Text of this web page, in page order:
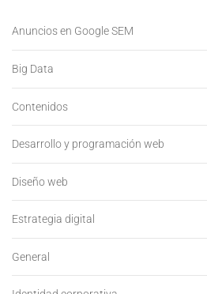
Anuncios en Google SEM
Big Data
Contenidos
Desarrollo y programación web
Diseño web
Estrategia digital
General